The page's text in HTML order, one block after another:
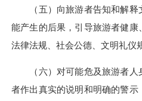
（五）向旅游者告知和解释
能产生的后果，引导旅游者健康
法律法规、社会公德、文明礼仪
（六）对可能危及旅游者人
者作出真实的说明和明确的警